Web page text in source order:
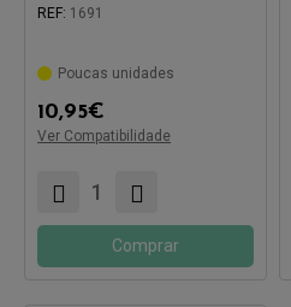
REF: 1691
Poucas unidades
10,95€
Ver Compatibilidade
Compatível com:
Comprar